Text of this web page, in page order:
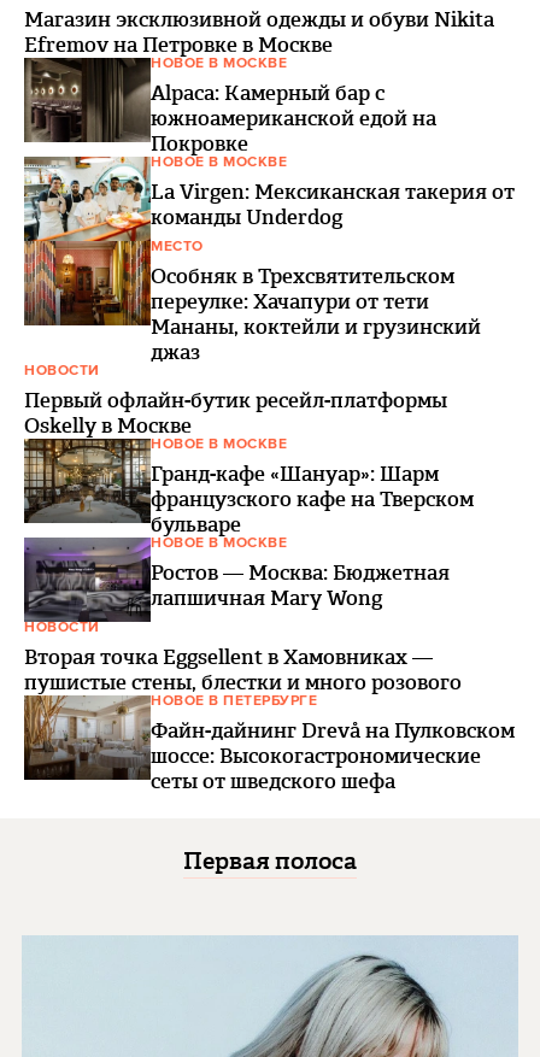
Магазин эксклюзивной одежды и обуви Nikita
Efremov на Петровке в Москве
НОВОЕ В МОСКВЕ
Alpaca: Камерный бар с
южноамериканской едой на
Покровке
НОВОЕ В МОСКВЕ
La Virgen: Мексиканская такерия от
команды Underdog
МЕСТО
Особняк в Трехсвятительском
переулке: Хачапури от тети
Мананы, коктейли и грузинский
джаз
НОВОСТИ
Первый офлайн-бутик ресейл-платформы
Oskelly в Москве
НОВОЕ В МОСКВЕ
Гранд-кафе «Шануар»: Шарм
французского кафе на Тверском
бульваре
НОВОЕ В МОСКВЕ
Ростов — Москва: Бюджетная
лапшичная Mary Wong
НОВОСТИ
Вторая точка Eggsellent в Хамовниках —
пушистые стены, блестки и много розового
НОВОЕ В ПЕТЕРБУРГЕ
Файн-дайнинг Drevå на Пулковском
шоссе: Высокогастрономические
сеты от шведского шефа
Первая полоса